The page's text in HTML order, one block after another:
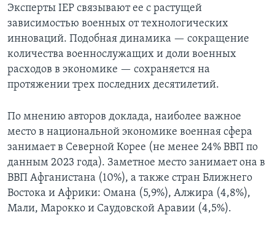
Эксперты IEP связывают ее с растущей
зависимостью военных от технологических
инноваций. Подобная динамика — сокращение
количества военнослужащих и доли военных
расходов в экономике — сохраняется на
протяжении трех последних десятилетий.
По мнению авторов доклада, наиболее важное
место в национальной экономике военная сфера
занимает в Северной Корее (не менее 24% ВВП по
данным 2023 года). Заметное место занимает она в
ВВП Афганистана (10%), а также стран Ближнего
Востока и Африки: Омана (5,9%), Алжира (4,8%),
Мали, Марокко и Саудовской Аравии (4,5%).